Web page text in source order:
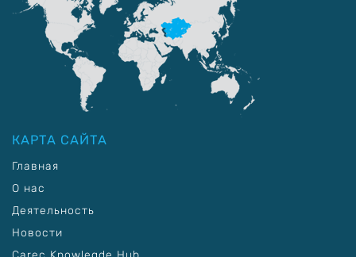
КАРТА САЙТА
Главная
О нас
Деятельность
Новости